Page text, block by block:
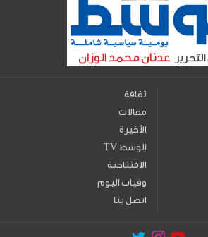
ثقافة
مقالات
الأخيرة
TV الوسط
الافتتاحية
وفيات اليوم
اتصل بنا